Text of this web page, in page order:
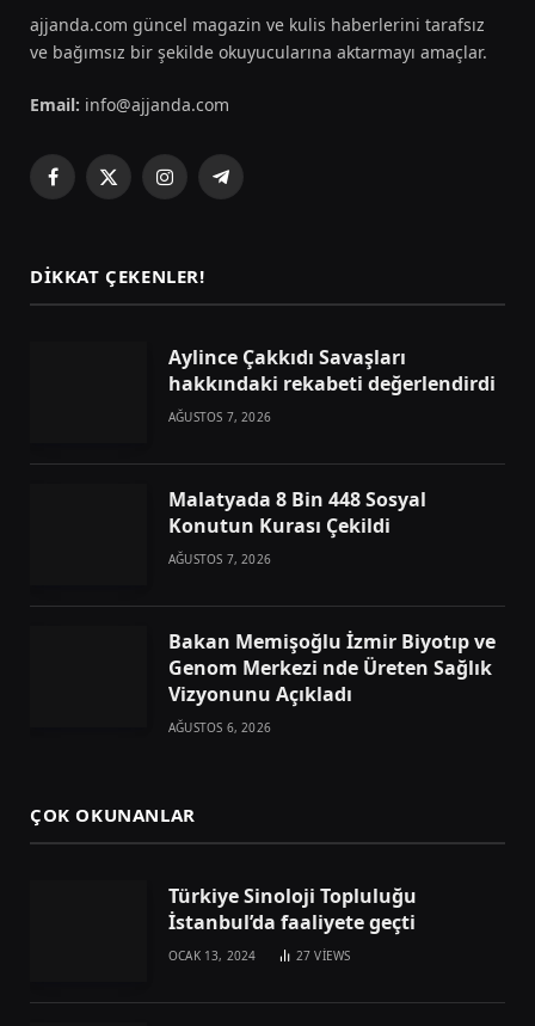
ajjanda.com güncel magazin ve kulis haberlerini tarafsız
ve bağımsız bir şekilde okuyucularına aktarmayı amaçlar.
Email: info@ajjanda.com
Facebook
X
InstagramTelegram
DIKKAT ÇEKENLER!
Aylince Çakkıdı Savaşları
hakkındaki rekabeti değerlendirdi
AĞUSTOS 7, 2026
Malatyada 8 Bin 448 Sosyal
Konutun Kurası Çekildi
AĞUSTOS 7, 2026
Bakan Memişoğlu İzmir Biyotıp ve
Genom Merkezi nde Üreten Sağlık
Vizyonunu Açıkladı
AĞUSTOS 6, 2026
ÇOK OKUNANLAR
Türkiye Sinoloji Topluluğu
İstanbul’da faaliyete geçti
OCAK 13, 2024 27VIEWS